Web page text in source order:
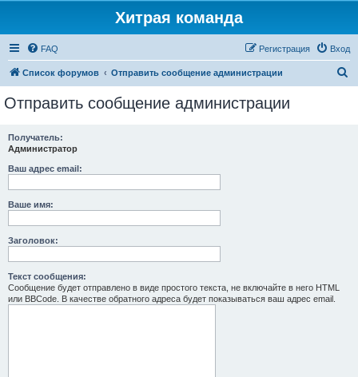
Хитрая команда
FAQ Вход
Регистрация
Список форумов Отправить сообщение администрации
Отправить сообщение администрации
Получатель:
Администратор
Ваш адрес email:
Ваше имя:
Заголовок:
Текст сообщения:
Сообщение будет отправлено в виде простого текста, не включайте в него HTML
или BBCode. В качестве обратного адреса будет показываться ваш адрес email.